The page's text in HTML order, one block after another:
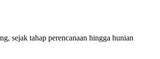
sejak tahap perencanaan hingga hunian